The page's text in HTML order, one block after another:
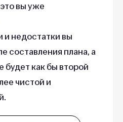
вы уже
и недостатки вы
составления плана, а
будет как бы второй
чистой и